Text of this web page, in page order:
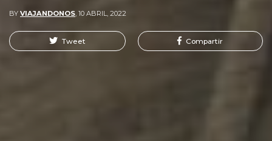
BY VIAJANDONOS 10 ABRIL, 2022
Tweet Compartir